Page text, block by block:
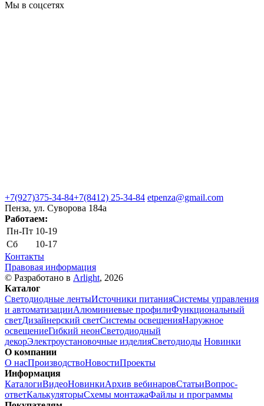
Мы в соцсетях
+7(927)375-34-84+7(8412) 25-34-84 etpenza@gmail.com
Пенза, ул. Cуворова 184а
Работаем:
Пн-Пт 10-19
Сб
10-17
Контакты
Правовая информация
© Разработано в Arlight, 2026
Каталог
Светодиодные лентыИсточники питанияСистемы управления
и автоматизацииАлюминиевые профилиФункциональный
светДизайнерский светСистемы освещенияНаружное
освещениеГибкий неонСветодиодный
декорЭлектроустановочные изделияСветодиоды Новинки
О компании
О насПроизводствоНовостиПроекты
Информация
КаталогиВидеоНовинкиАрхив вебинаровСтатьиВопрос-
ответКалькуляторыСхемы монтажаФайлы и программы